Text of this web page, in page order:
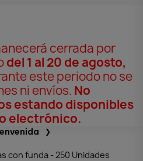
cerrada por
del 1 al 20 de agosto,
este periodo no se
ni envíos. No
estando disponibles
electrónico.
con funda - 250 Unidades